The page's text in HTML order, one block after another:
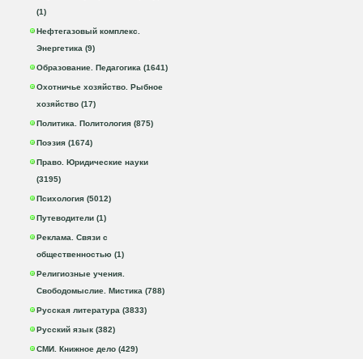
(1)
Нефтегазовый комплекс.
Энергетика (9)
Образование. Педагогика (1641)
Охотничье хозяйство. Рыбное
хозяйство (17)
Политика. Политология (875)
Поэзия (1674)
Право. Юридические науки
(3195)
Психология (5012)
Путеводители (1)
Реклама. Связи с
общественностью (1)
Религиозные учения.
Свободомыслие. Мистика (788)
Русская литература (3833)
Русский язык (382)
СМИ. Книжное дело (429)